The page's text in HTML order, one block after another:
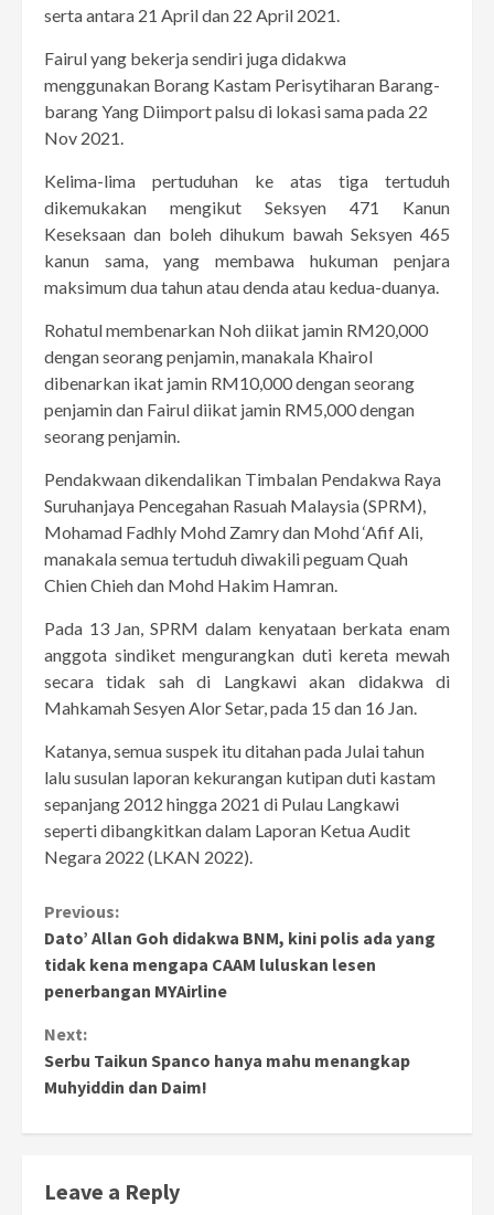
serta antara 21 April dan 22 April 2021.
Fairul yang bekerja sendiri juga didakwa
menggunakan Borang Kastam Perisytiharan Barang-
barang Yang Diimport palsu di lokasi sama pada 22
Nov 2021.
Kelima-lima pertuduhan ke atas tiga tertuduh
dikemukakan mengikut Seksyen 471 Kanun
Keseksaan dan boleh dihukum bawah Seksyen 465
kanun sama, yang membawa hukuman penjara
maksimum dua tahun atau denda atau kedua-duanya.
Rohatul membenarkan Noh diikat jamin RM20,000
dengan seorang penjamin, manakala Khairol
dibenarkan ikat jamin RM10,000 dengan seorang
penjamin dan Fairul diikat jamin RM5,000 dengan
seorang penjamin.
Pendakwaan dikendalikan Timbalan Pendakwa Raya
Suruhanjaya Pencegahan Rasuah Malaysia (SPRM),
Mohamad Fadhly Mohd Zamry dan Mohd ‘Afif Ali,
manakala semua tertuduh diwakili peguam Quah
Chien Chieh dan Mohd Hakim Hamran.
Pada 13 Jan, SPRM dalam kenyataan berkata enam
anggota sindiket mengurangkan duti kereta mewah
secara tidak sah di Langkawi akan didakwa di
Mahkamah Sesyen Alor Setar, pada 15 dan 16 Jan.
Katanya, semua suspek itu ditahan pada Julai tahun
lalu susulan laporan kekurangan kutipan duti kastam
sepanjang 2012 hingga 2021 di Pulau Langkawi
seperti dibangkitkan dalam Laporan Ketua Audit
Negara 2022 (LKAN 2022).
Continue
Reading
Previous:
Dato’ Allan Goh didakwa BNM, kini polis ada yang
tidak kena mengapa CAAM luluskan lesen
penerbangan MYAirline
Next:
Serbu Taikun Spanco hanya mahu menangkap
Muhyiddin dan Daim!
Leave a Reply